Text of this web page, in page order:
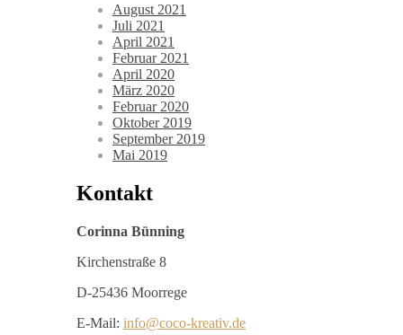
August 2021
Juli 2021
April 2021
Februar 2021
April 2020
März 2020
Februar 2020
Oktober 2019
September 2019
Mai 2019
Kontakt
Corinna Bünning
Kirchenstraße 8
D-25436 Moorrege
E-Mail: info@coco-kreativ.de